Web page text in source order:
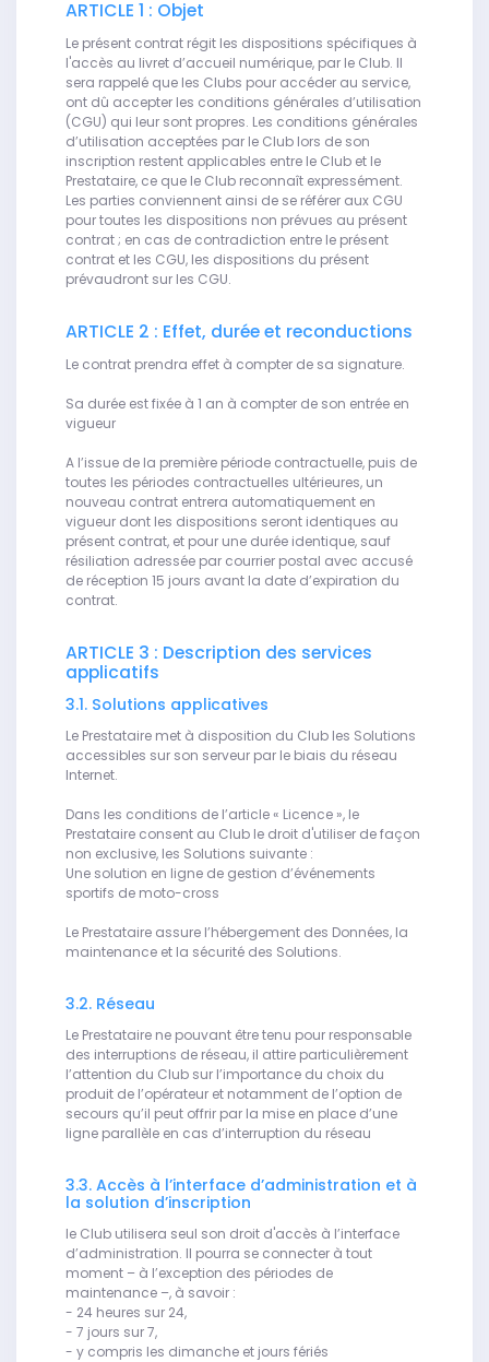
ARTICLE 1 : Objet
Le présent contrat régit les dispositions spécifiques à
l'accès au livret d’accueil numérique, par le Club. Il
sera rappelé que les Clubs pour accéder au service,
ont dû accepter les conditions générales d’utilisation
(CGU) qui leur sont propres. Les conditions générales
d’utilisation acceptées par le Club lors de son
inscription restent applicables entre le Club et le
Prestataire, ce que le Club reconnaît expressément.
Les parties conviennent ainsi de se référer aux CGU
pour toutes les dispositions non prévues au présent
contrat ; en cas de contradiction entre le présent
contrat et les CGU, les dispositions du présent
prévaudront sur les CGU.
ARTICLE 2 : Effet, durée et reconductions
Le contrat prendra effet à compter de sa signature.
Sa durée est fixée à 1 an à compter de son entrée en
vigueur
A l’issue de la première période contractuelle, puis de
toutes les périodes contractuelles ultérieures, un
nouveau contrat entrera automatiquement en
vigueur dont les dispositions seront identiques au
présent contrat, et pour une durée identique, sauf
résiliation adressée par courrier postal avec accusé
de réception 15 jours avant la date d’expiration du
contrat.
ARTICLE 3 : Description des services
applicatifs
3.1. Solutions applicatives
Le Prestataire met à disposition du Club les Solutions
accessibles sur son serveur par le biais du réseau
Internet.
Dans les conditions de l’article « Licence », le
Prestataire consent au Club le droit d'utiliser de façon
non exclusive, les Solutions suivante :
Une solution en ligne de gestion d’événements
sportifs de moto-cross
Le Prestataire assure l’hébergement des Données, la
maintenance et la sécurité des Solutions.
3.2. Réseau
Le Prestataire ne pouvant être tenu pour responsable
des interruptions de réseau, il attire particulièrement
l’attention du Club sur l’importance du choix du
produit de l’opérateur et notamment de l’option de
secours qu’il peut offrir par la mise en place d’une
ligne parallèle en cas d’interruption du réseau
3.3. Accès à l’interface d’administration et à
la solution d’inscription
le Club utilisera seul son droit d'accès à l’interface
d’administration. Il pourra se connecter à tout
moment – à l’exception des périodes de
maintenance –, à savoir :
- 24 heures sur 24,
- 7 jours sur 7,
- y compris les dimanche et jours fériés